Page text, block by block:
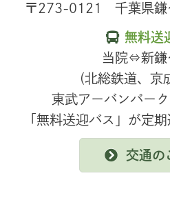
〒273-0121 千葉県鎌
無料送
当院⇔新鎌
(北総鉄道、京
東武アーバンパー
「無料送迎バス」が定
交通の